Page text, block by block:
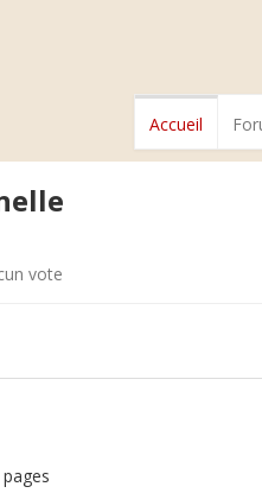
Accueil
vote